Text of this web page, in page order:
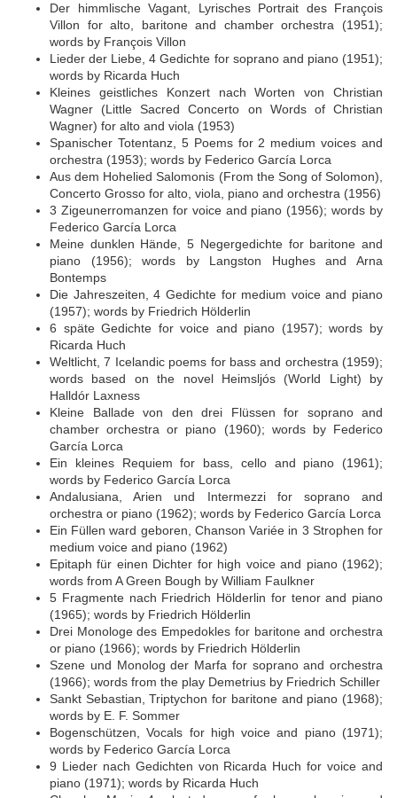
Der himmlische Vagant, Lyrisches Portrait des François
Villon for alto, baritone and chamber orchestra (1951);
words by François Villon
Lieder der Liebe, 4 Gedichte for soprano and piano (1951);
words by Ricarda Huch
Kleines geistliches Konzert nach Worten von Christian
Wagner (Little Sacred Concerto on Words of Christian
Wagner) for alto and viola (1953)
Spanischer Totentanz, 5 Poems for 2 medium voices and
orchestra (1953); words by Federico García Lorca
Aus dem Hohelied Salomonis (From the Song of Solomon),
Concerto Grosso for alto, viola, piano and orchestra (1956)
3 Zigeunerromanzen for voice and piano (1956); words by
Federico García Lorca
Meine dunklen Hände, 5 Negergedichte for baritone and
piano (1956); words by Langston Hughes and Arna
Bontemps
Die Jahreszeiten, 4 Gedichte for medium voice and piano
(1957); words by Friedrich Hölderlin
6 späte Gedichte for voice and piano (1957); words by
Ricarda Huch
Weltlicht, 7 Icelandic poems for bass and orchestra (1959);
words based on the novel Heimsljós (World Light) by
Halldór Laxness
Kleine Ballade von den drei Flüssen for soprano and
chamber orchestra or piano (1960); words by Federico
García Lorca
Ein kleines Requiem for bass, cello and piano (1961);
words by Federico García Lorca
Andalusiana, Arien und Intermezzi for soprano and
orchestra or piano (1962); words by Federico García Lorca
Ein Füllen ward geboren, Chanson Variée in 3 Strophen for
medium voice and piano (1962)
Epitaph für einen Dichter for high voice and piano (1962);
words from A Green Bough by William Faulkner
5 Fragmente nach Friedrich Hölderlin for tenor and piano
(1965); words by Friedrich Hölderlin
Drei Monologe des Empedokles for baritone and orchestra
or piano (1966); words by Friedrich Hölderlin
Szene und Monolog der Marfa for soprano and orchestra
(1966); words from the play Demetrius by Friedrich Schiller
Sankt Sebastian, Triptychon for baritone and piano (1968);
words by E. F. Sommer
Bogenschützen, Vocals for high voice and piano (1971);
words by Federico García Lorca
9 Lieder nach Gedichten von Ricarda Huch for voice and
piano (1971); words by Ricarda Huch